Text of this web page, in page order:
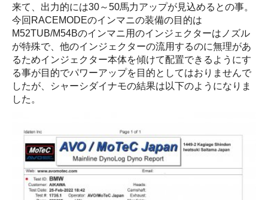
来て、出力的には30～50馬力アップが見込めるとの事。
今回RACEMODEのインマニの装備の目的は
M52TUB/M54Bのインマニ用のインジェクターはノズル
が特殊で、他のインジェクターの流用するのに無理があ
るためインジェクター本体を傾けて配置できるようにす
る事が目的でパワーアップを目的としてはおりませんで
したが、シャーシダイナモの結果は以下のようになりま
した。